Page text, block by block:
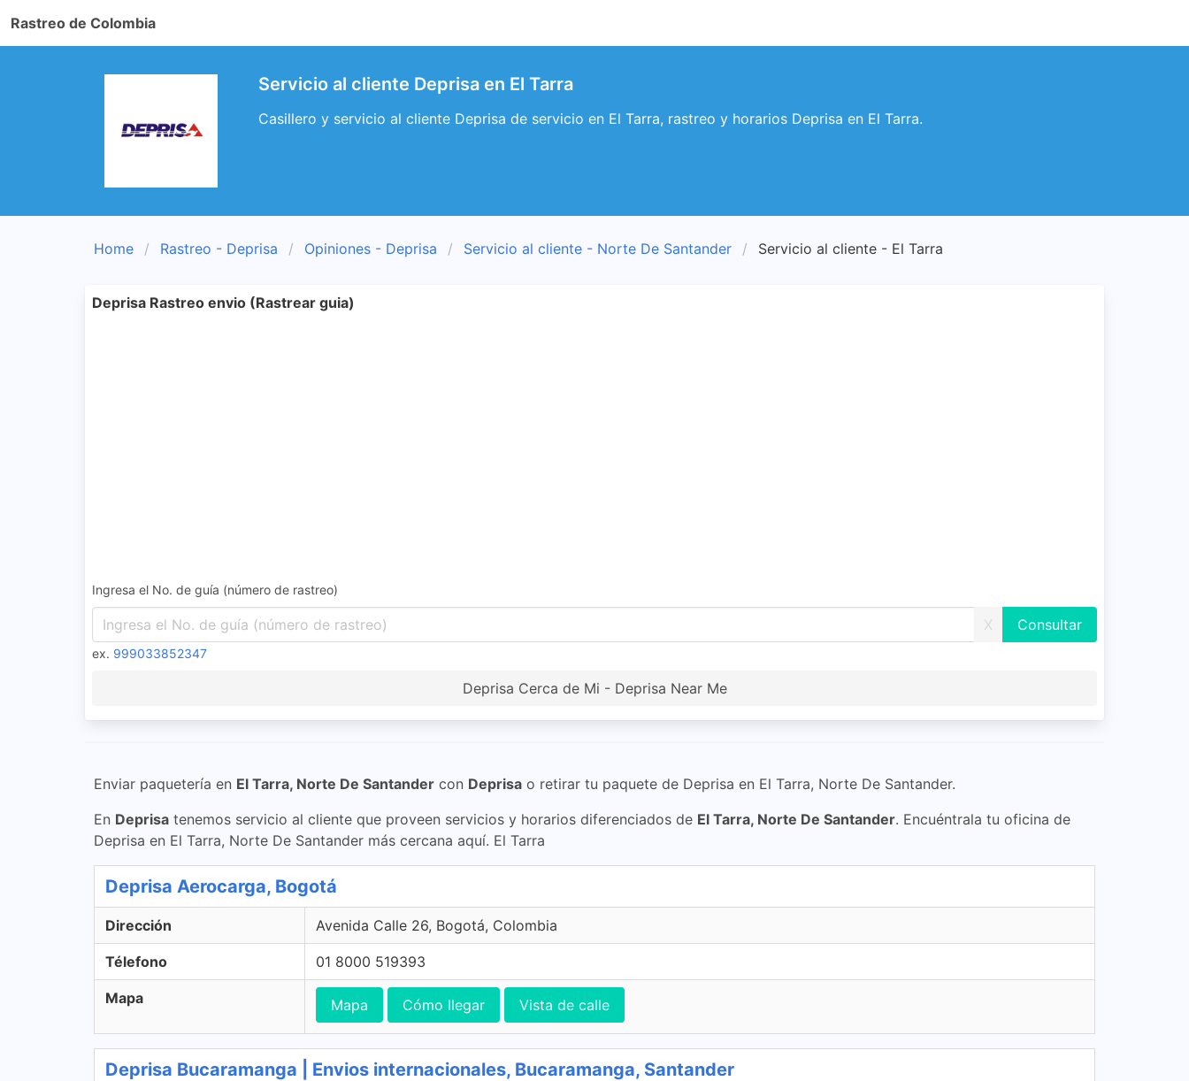
Rastreo de Colombia
Servicio al cliente Deprisa en El Tarra
Casillero y servicio al cliente Deprisa de servicio en El Tarra, rastreo y horarios Deprisa en El Tarra.
Home Rastreo - Deprisa Opiniones - Deprisa Servicio al cliente - Norte De Santander Servicio al cliente - El Tarra
Deprisa Rastreo envio (Rastrear guia)
Ingresa el No. de guía (número de rastreo)
X
ex. 999033852347
Deprisa Cerca de Mi - Deprisa Near Me
Enviar paquetería en El Tarra, Norte De Santander con Deprisa o retirar tu paquete de Deprisa en El Tarra, Norte De Santander.
En Deprisa tenemos servicio al cliente que proveen servicios y horarios diferenciados de El Tarra, Norte De Santander. Encuéntrala tu oficina de
Deprisa en El Tarra, Norte De Santander más cercana aquí. El Tarra
Deprisa Aerocarga, Bogotá
Dirección Avenida Calle 26, Bogotá, Colombia
Télefono 01 8000 519393
Mapa Mapa Cómo llegar Vista de calle
Deprisa Bucaramanga | Envios internacionales, Bucaramanga, Santander